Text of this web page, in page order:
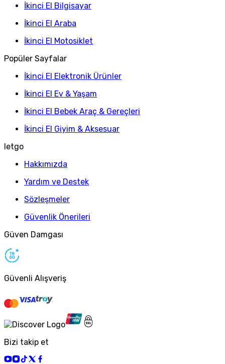
İkinci El Bilgisayar
İkinci El Araba
İkinci El Motosiklet
Popüler Sayfalar
İkinci El Elektronik Ürünler
İkinci El Ev & Yaşam
İkinci El Bebek Araç & Gereçleri
İkinci El Giyim & Aksesuar
letgo
Hakkımızda
Yardım ve Destek
Sözleşmeler
Güvenlik Önerileri
Güven Damgası
Güvenli Alışveriş
Bizi takip et